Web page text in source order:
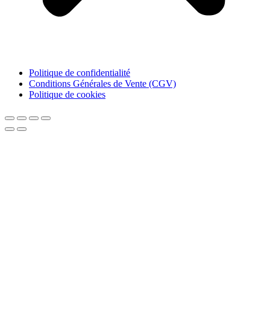
Politique de confidentialité
Conditions Générales de Vente (CGV)
Politique de cookies